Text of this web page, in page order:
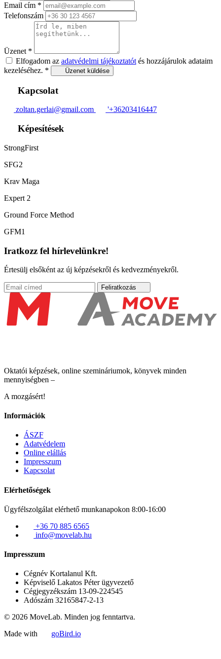
Email cím *
Telefonszám
Üzenet *
Elfogadom az adatvédelmi tájékoztatót és hozzájárulok adataim
kezeléséhez. * Üzenet küldése
Kapcsolat
zoltan.gerlai@gmail.com '+36203416447
Képesítések
StrongFirst
SFG2
Krav Maga
Expert 2
Ground Force Method
GFM1
Iratkozz fel hírlevelünkre!
Értesülj elsőként az új képzésekről és kedvezményekről.
Feliratkozás
Oktatói képzések, online szemináriumok, könyvek minden
mennyiségben –
A mozgásért!
Információk
ÁSZF
Adatvédelem
Online elállás
Impresszum
Kapcsolat
Elérhetőségek
Ügyfélszolgálat elérhető munkanapokon 8:00-16:00
+36 70 885 6565
info@movelab.hu
Impresszum
Cégnév Kortalanul Kft.
Képviselő Lakatos Péter ügyvezető
Cégjegyzékszám 13-09-224545
Adószám 32165847-2-13
© 2026 MoveLab. Minden jog fenntartva.
Made with
goBird.io